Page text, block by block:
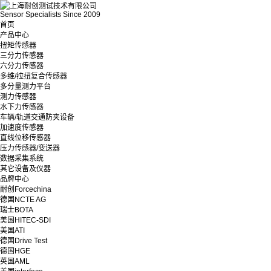
Sensor Specialists Since 2009
首页
产品中心
扭矩传感器
三分力传感器
六分力传感器
多维/拉扭复合传感器
多分量测力平台
测力传感器
水下力传感器
车辆/轨道交通防夹设备
加速度传感器
直线位移传感器
压力传感器/变送器
数据采集系统
其它设备及仪器
品牌中心
耐创Forcechina
德国NCTE AG
瑞士BOTA
美国HITEC-SDI
美国ATI
德国Drive Test
德国HGE
英国AML